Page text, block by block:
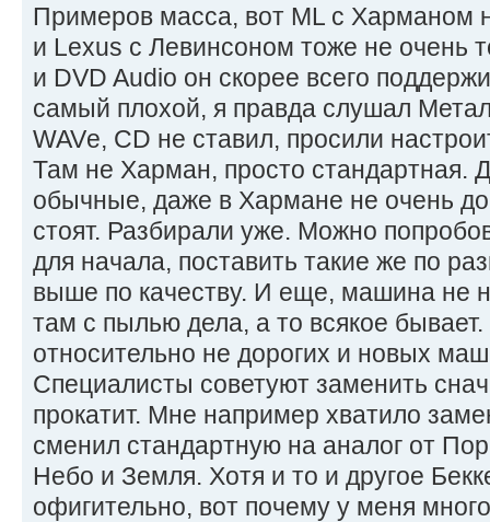
Примеров масса, вот ML с Харманом
и Lexus с Левинсоном тоже не очень
и DVD Audio он скорее всего
самый плохой, я правда слушал
WAVе, CD не ставил, просили
Там не Харман, просто стандартная.
обычные, даже в Хармане не очень
стоят. Разбирали уже. Можно
для начала, поставить такие же по
выше по качеству. И еще, машина не
там с пылью дела, а то всякое
относительно не дорогих и новых
Специалисты советуют заменить
прокатит. Мне например хватило
сменил стандартную на аналог от
Небо и Земля. Хотя и то и другое
офигительно, вот почему у меня